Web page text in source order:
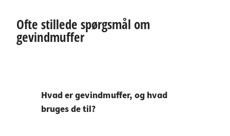
Ofte stillede spørgsmål om
gevindmuffer
Hvad er gevindmuffer, og hvad
bruges de til?